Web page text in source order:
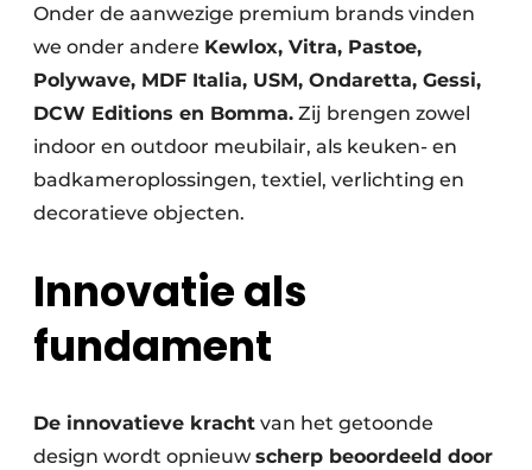
Onder de aanwezige premium brands vinden
we onder andere Kewlox, Vitra, Pastoe,
Polywave, MDF Italia, USM, Ondaretta, Gessi,
DCW Editions en Bomma. Zij brengen zowel
indoor en outdoor meubilair, als keuken- en
badkameroplossingen, textiel, verlichting en
decoratieve objecten.
Innovatie als
fundament
De innovatieve kracht van het getoonde
design wordt opnieuw scherp beoordeeld door